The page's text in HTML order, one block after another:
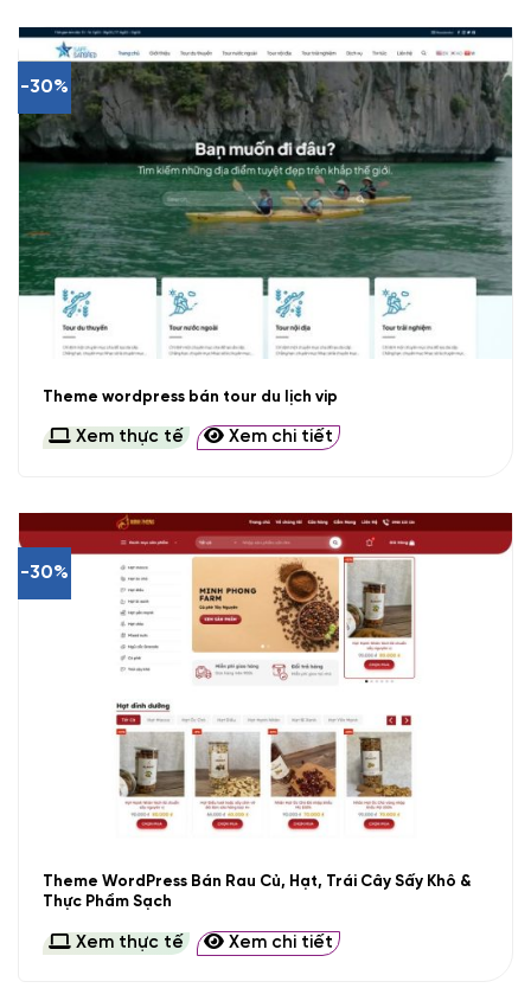
-30%
Theme wordpress bán tour du lịch vip
Xem thực tế Xem chi tiết
-30%
Theme WordPress Bán Rau Củ, Hạt, Trái Cây Sấy Khô &
Thực Phẩm Sạch
Xem thực tế Xem chi tiết